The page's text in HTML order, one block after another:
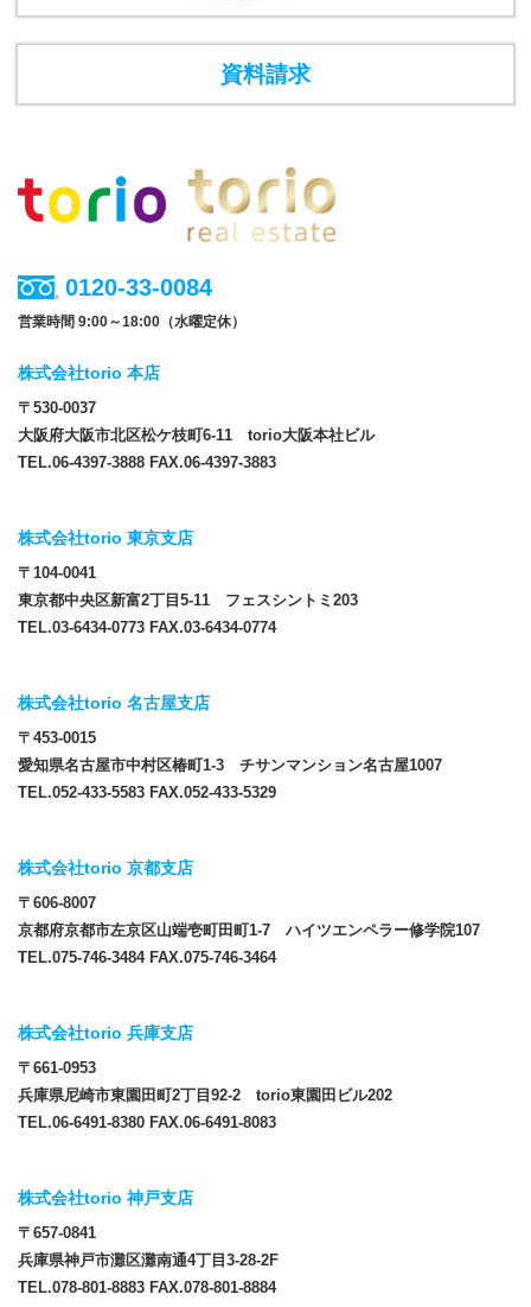
資料請求
0120-33-0084
営業時間 9:00～18:00（水曜定休）
株式会社torio 本店
〒530-0037
大阪府大阪市北区松ケ枝町6-11 torio大阪本社ビル
TEL.06-4397-3888 FAX.06-4397-3883
株式会社torio 東京支店
〒104-0041
東京都中央区新富2丁目5-11 フェスシントミ203
TEL.03-6434-0773 FAX.03-6434-0774
株式会社torio 名古屋支店
〒453-0015
愛知県名古屋市中村区椿町1-3 チサンマンション名古屋1007
TEL.052-433-5583 FAX.052-433-5329
株式会社torio 京都支店
〒606-8007
京都府京都市左京区山端壱町田町1-7 ハイツエンペラー修学院107
TEL.075-746-3484 FAX.075-746-3464
株式会社torio 兵庫支店
〒661-0953
兵庫県尼崎市東園田町2丁目92-2 torio東園田ビル202
TEL.06-6491-8380 FAX.06-6491-8083
株式会社torio 神戸支店
〒657-0841
兵庫県神戸市灘区灘南通4丁目3-28-2F
TEL.078-801-8883 FAX.078-801-8884